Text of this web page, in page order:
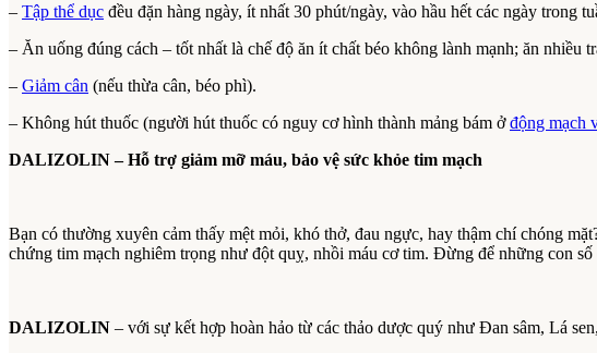
– Tập thể dục đều đặn hàng ngày, ít nhất 30 phút/ngày, vào hầu hết các ngày trong
– Ăn uống đúng cách – tốt nhất là chế độ ăn ít chất béo không lành mạnh; ăn nhiều
– Giảm cân (nếu thừa cân, béo phì).
– Không hút thuốc (người hút thuốc có nguy cơ hình thành mảng bám ởđộng mạch
DALIZOLIN – Hỗ trợ giảm mỡ máu, bảo vệ sức khỏe tim mạch
Bạn có thường xuyên cảm thấy mệt mỏi, khó thở, đau ngực, hay thậm chí chóng
chứng tim mạch nghiêm trọng như đột quỵ, nhồi máu cơ tim. Đừng để những con
DALIZOLIN – với sự kết hợp hoàn hảo từ các thảo dược quý như Đan sâm, Lá